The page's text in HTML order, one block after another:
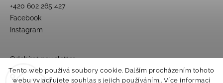
Tento web používá soubory cookie. Dalším procházením tohoto
webu vyjadřujete souhlas s jejich používáním.. Více informací
+420 602 265 427
Facebook
Instagram
Odebírat newsletter